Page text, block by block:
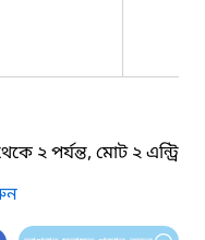
২ পর্যন্ত, মোট ২ এন্ট্রি